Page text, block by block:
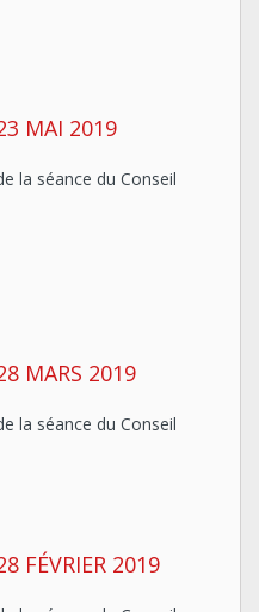
MAI 2019
la séance du Conseil
MARS 2019
la séance du Conseil
FÉVRIER 2019